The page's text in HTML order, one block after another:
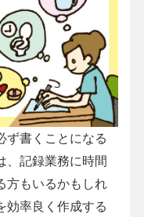
ず書くことになる
、記録業務に時間
方もいるかもしれ
効率良く作成する